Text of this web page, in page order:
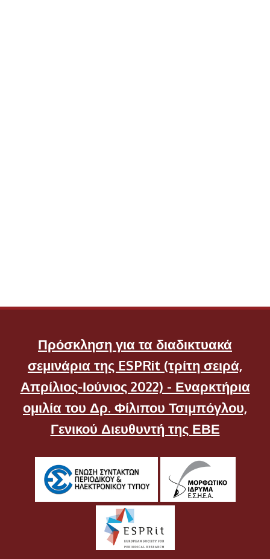
Πρόσκληση για τα διαδικτυακά
σεμινάρια της ESPRit (τρίτη σειρά,
Απρίλιος-Ιούνιος 2022) - Εναρκτήρια
ομιλία του Δρ. Φίλιπου Τσιμπόγλου,
Γενικού Διευθυντή της ΕΒΕ